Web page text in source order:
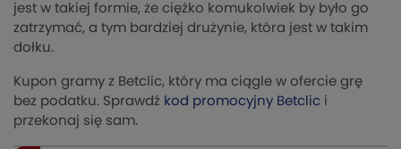
jest w takiej formie, że ciężko komukolwiek by było go
zatrzymać, a tym bardziej drużynie, która jest w takim
dołku.
Kupon gramy z Betclic, który ma ciągle w ofercie grę
bez podatku. Sprawdź kod promocyjny Betclic i
przekonaj się sam.